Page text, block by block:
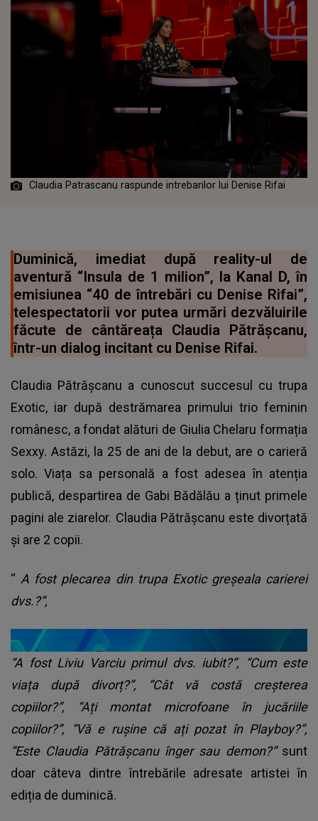
Claudia Patrascanu raspunde intrebarilor lui Denise Rifai
Duminică, imediat după reality-ul de
aventură “Insula de 1 milion”, la Kanal D, în
emisiunea “40 de întrebări cu Denise Rifai”,
telespectatorii vor putea urmări dezvăluirile
făcute de cântăreața Claudia Pătrășcanu,
într-un dialog incitant cu Denise Rifai.
Claudia Pătrășcanu a cunoscut succesul cu trupa
Exotic, iar după destrămarea primului trio feminin
românesc, a fondat alături de Giulia Chelaru formația
Sexxy. Astăzi, la 25 de ani de la debut, are o carieră
solo. Viața sa personală a fost adesea în atenția
publică, despartirea de Gabi Bădălău a ținut primele
pagini ale ziarelor. Claudia Pătrășcanu este divorțată
și are 2 copii.
“A fost plecarea din trupa Exotic greșeala carierei
dvs.?”,
“A fost Liviu Varciu primul dvs. iubit?”, “Cum este
viața după divorț?”, “Cât vă costă creșterea
copiilor?”, “Ați montat microfoane în jucăriile
copiilor?”, “Vă e rușine că ați pozat în Playboy?”,
“Este Claudia Pătrășcanu înger sau demon?” sunt
doar câteva dintre întrebările adresate artistei în
ediția de duminică.